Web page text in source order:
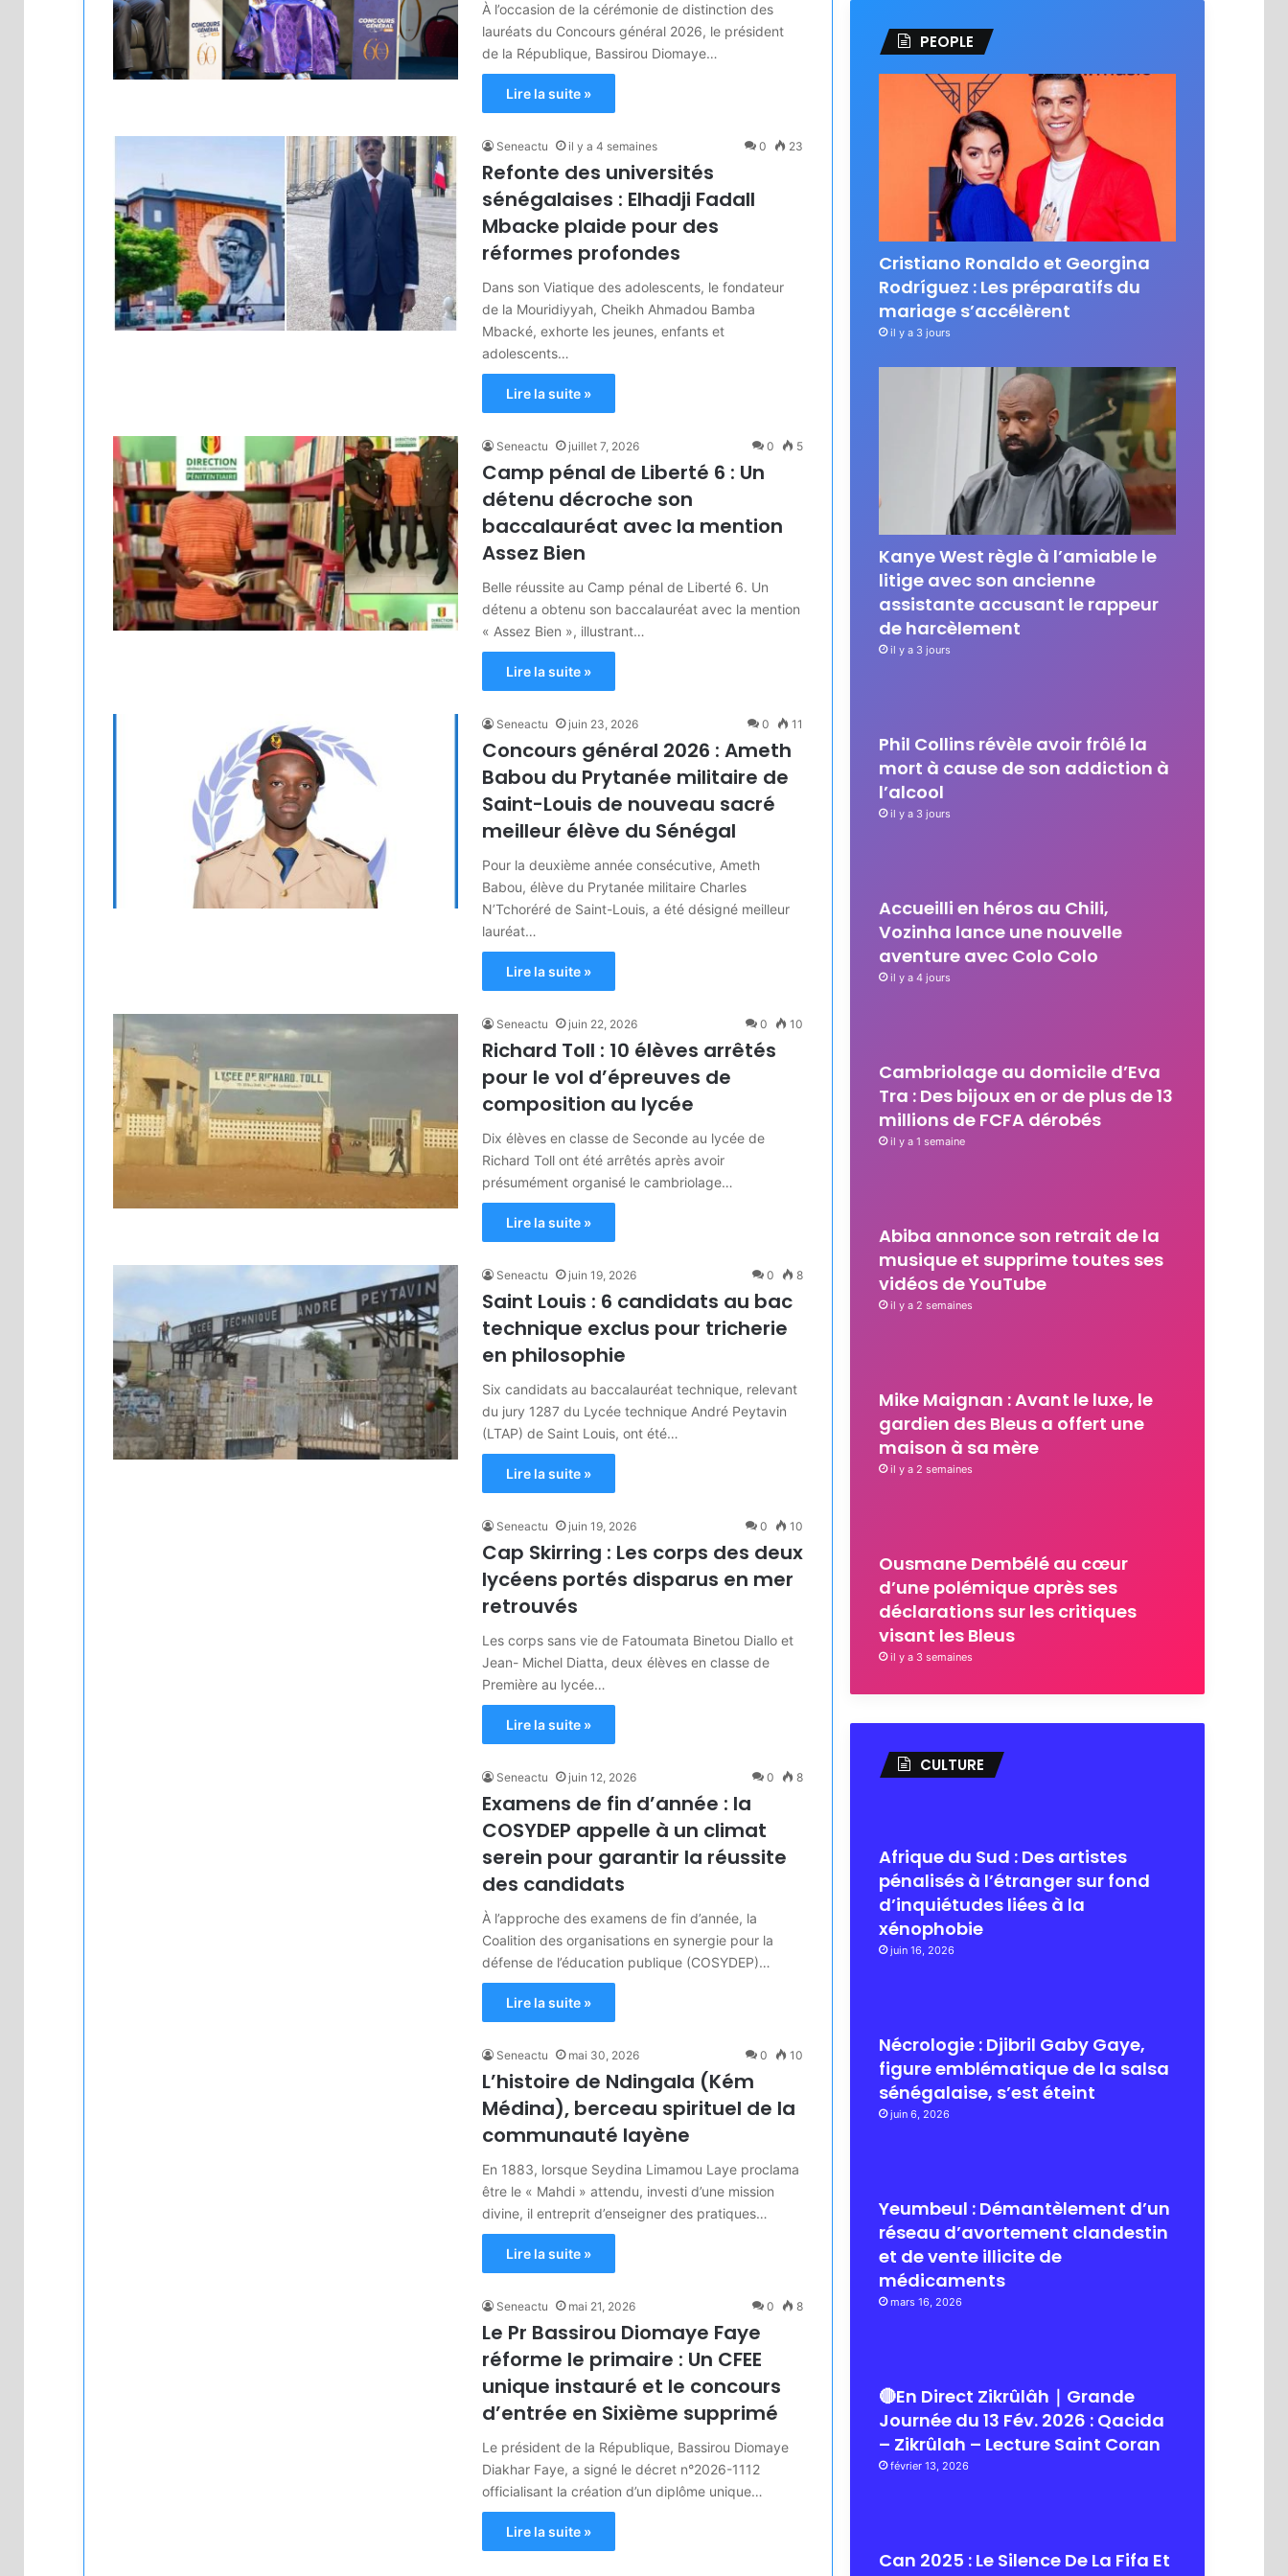
À l’occasion de la cérémonie de distinction des
lauréats du Concours général 2026, le président
de la République, Bassirou Diomaye…
Lire la suite »
Seneactu il y a 4 semaines 0 23
Refonte des universités
sénégalaises : Elhadji Fadall
Mbacke plaide pour des
réformes profondes
Dans son Viatique des adolescents, le fondateur
de la Mouridiyyah, Cheikh Ahmadou Bamba
Mbacké, exhorte les jeunes, enfants et
adolescents…
Lire la suite »
Seneactu juillet 7, 2026 0 5
Camp pénal de Liberté 6 : Un
détenu décroche son
baccalauréat avec la mention
Assez Bien
Belle réussite au Camp pénal de Liberté 6. Un
détenu a obtenu son baccalauréat avec la mention
« Assez Bien », illustrant…
Lire la suite »
Seneactu juin 23, 2026 0 11
Concours général 2026 : Ameth
Babou du Prytanée militaire de
Saint-Louis de nouveau sacré
meilleur élève du Sénégal
Pour la deuxième année consécutive, Ameth
Babou, élève du Prytanée militaire Charles
N’Tchoréré de Saint-Louis, a été désigné meilleur
lauréat…
Lire la suite »
Seneactu juin 22, 2026 0 10
Richard Toll : 10 élèves arrêtés
pour le vol d’épreuves de
composition au lycée
Dix élèves en classe de Seconde au lycée de
Richard Toll ont été arrêtés après avoir
présumément organisé le cambriolage…
Lire la suite »
Seneactu juin 19, 2026 0 8
Saint Louis : 6 candidats au bac
technique exclus pour tricherie
en philosophie
Six candidats au baccalauréat technique, relevant
du jury 1287 du Lycée technique André Peytavin
(LTAP) de Saint Louis, ont été…
Lire la suite »
Seneactu juin 19, 2026 0 10
Cap Skirring : Les corps des deux
lycéens portés disparus en mer
retrouvés
Les corps sans vie de Fatoumata Binetou Diallo et
Jean- Michel Diatta, deux élèves en classe de
Première au lycée…
Lire la suite »
Seneactu juin 12, 2026 0 8
Examens de fin d’année : la
COSYDEP appelle à un climat
serein pour garantir la réussite
des candidats
À l’approche des examens de fin d’année, la
Coalition des organisations en synergie pour la
défense de l’éducation publique (COSYDEP)…
Lire la suite »
Seneactu mai 30, 2026 0 10
L’histoire de Ndingala (Kém
Médina), berceau spirituel de la
communauté layène
En 1883, lorsque Seydina Limamou Laye proclama
être le « Mahdi » attendu, investi d’une mission
divine, il entreprit d’enseigner des pratiques…
Lire la suite »
Seneactu mai 21, 2026 0 8
Le Pr Bassirou Diomaye Faye
réforme le primaire : Un CFEE
unique instauré et le concours
d’entrée en Sixième supprimé
Le président de la République, Bassirou Diomaye
Diakhar Faye, a signé le décret n°2026-1112
officialisant la création d’un diplôme unique…
Lire la suite »
PEOPLE
Cristiano Ronaldo et Georgina
Rodríguez : Les préparatifs du
mariage s’accélèrent
il y a 3 jours
Kanye West règle à l’amiable le
litige avec son ancienne
assistante accusant le rappeur
de harcèlement
il y a 3 jours
Phil Collins révèle avoir frôlé la
mort à cause de son addiction à
l’alcool
il y a 3 jours
Accueilli en héros au Chili,
Vozinha lance une nouvelle
aventure avec Colo Colo
il y a 4 jours
Cambriolage au domicile d’Eva
Tra : Des bijoux en or de plus de 13
millions de FCFA dérobés
il y a 1 semaine
Abiba annonce son retrait de la
musique et supprime toutes ses
vidéos de YouTube
il y a 2 semaines
Mike Maignan : Avant le luxe, le
gardien des Bleus a offert une
maison à sa mère
il y a 2 semaines
Ousmane Dembélé au cœur
d’une polémique après ses
déclarations sur les critiques
visant les Bleus
il y a 3 semaines
CULTURE
Afrique du Sud : Des artistes
pénalisés à l’étranger sur fond
d’inquiétudes liées à la
xénophobie
juin 16, 2026
Nécrologie : Djibril Gaby Gaye,
figure emblématique de la salsa
sénégalaise, s’est éteint
juin 6, 2026
Yeumbeul : Démantèlement d’un
réseau d’avortement clandestin
et de vente illicite de
médicaments
mars 16, 2026
🔴En Direct Zikrûlâh｜Grande
Journée du 13 Fév. 2026 : Qacida
– Zikrûlah – Lecture Saint Coran
février 13, 2026
Can 2025 : Le Silence De La Fifa Et